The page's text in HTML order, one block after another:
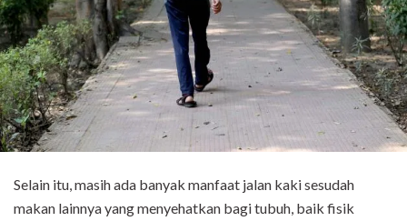
Selain itu, masih ada banyak manfaat jalan kaki sesudah
makan lainnya yang menyehatkan bagi tubuh, baik fisik